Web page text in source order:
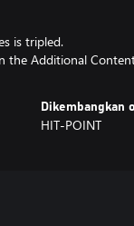
is tripled.
the Additional
Dikembangkan
HIT-POINT